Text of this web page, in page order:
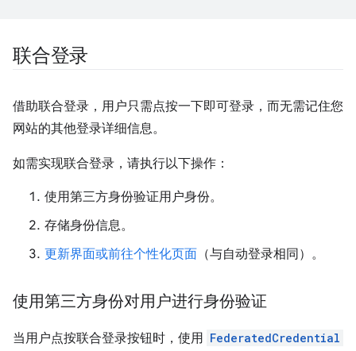
联合登录
借助联合登录，用户只需点按一下即可登录，而无需记住您
网站的其他登录详细信息。
如需实现联合登录，请执行以下操作：
使用第三方身份验证用户身份。
存储身份信息。
更新界面或前往个性化页面 （与自动登录相同）。
使用第三方身份对用户进行身份验证
当用户点按联合登录按钮时，使用 FederatedCredential